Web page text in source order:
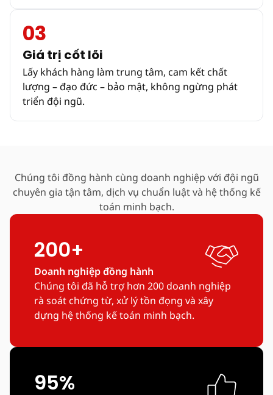
03
Giá trị cốt lõi
Lấy khách hàng làm trung tâm, cam kết chất
lượng – đạo đức – bảo mật, không ngừng phát
triển đội ngũ.
Chúng tôi đồng hành cùng doanh nghiệp với đội ngũ
chuyên gia tận tâm, dịch vụ chuẩn luật và hệ thống kế
toán minh bạch.
200+
Doanh nghiệp đồng hành
Chúng tôi đã hỗ trợ hơn 200 doanh nghiệp
rà soát chứng từ, xử lý tồn đọng và xây
dựng hệ thống kế toán minh bạch.
95%